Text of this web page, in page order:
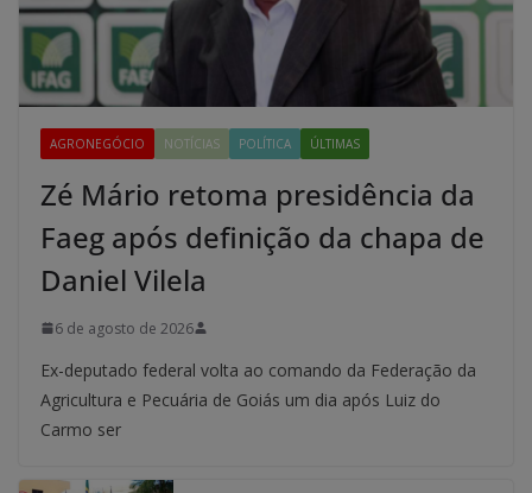
AGRONEGÓCIO NOTÍCIAS POLÍTICA ÚLTIMAS
Zé Mário retoma presidência da
Faeg após definição da chapa de
Daniel Vilela
6 de agosto de 2026
Ex-deputado federal volta ao comando da Federação da
Agricultura e Pecuária de Goiás um dia após Luiz do
Carmo ser